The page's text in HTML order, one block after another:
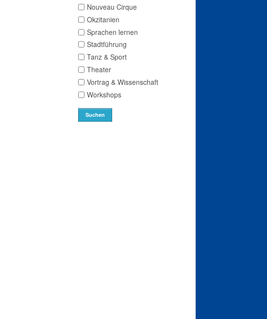
Nouveau Cirque
Okzitanien
Sprachen lernen
Stadtführung
Tanz & Sport
Theater
Vortrag & Wissenschaft
Workshops
Suchen